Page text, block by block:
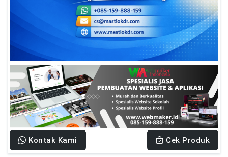
Kontak Kami Cek Produk